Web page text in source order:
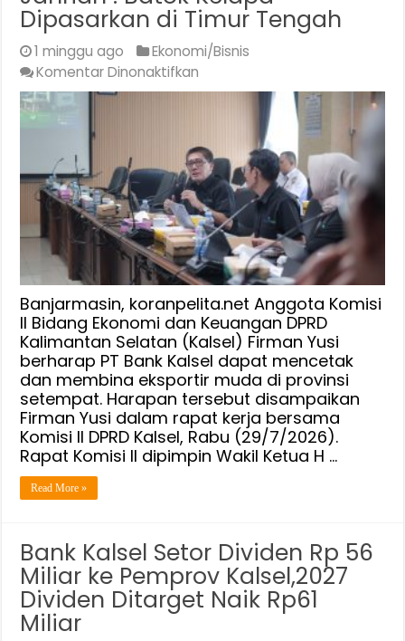
Dipasarkan di Timur Tengah
1 minggu ago
Ekonomi/Bisnis
Komentar Dinonaktifkan
Bank
Diharapkan
Cetak
dan
Bina
Eksportir
Muda,
H
Jahrian
:
Batok
Kelapa
Dipasarkan
di
Timur
Tengah
Banjarmasin, koranpelita.net Anggota Komisi
II Bidang Ekonomi dan Keuangan DPRD
Kalimantan Selatan (Kalsel) Firman Yusi
berharap PT Bank Kalsel dapat mencetak
dan membina eksportir muda di provinsi
setempat. Harapan tersebut disampaikan
Firman Yusi dalam rapat kerja bersama
Komisi II DPRD Kalsel, Rabu (29/7/2026).
Rapat Komisi II dipimpin Wakil Ketua H …
Read More »
Bank Kalsel Setor Dividen Rp 56
Miliar ke Pemprov Kalsel,2027
Dividen Ditarget Naik Rp61
Miliar